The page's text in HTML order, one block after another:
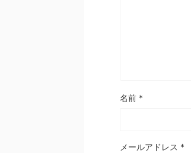
名前 *
メールアドレス *